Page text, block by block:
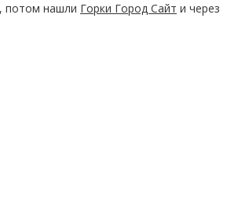
потом нашли Горки Город Сайт и через